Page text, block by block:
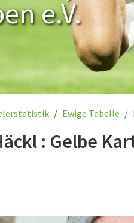
e.V.
Ewige Tabelle
: Gelbe